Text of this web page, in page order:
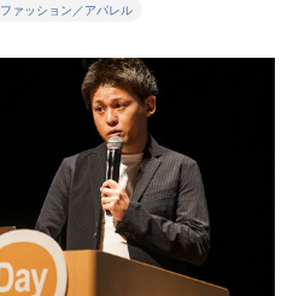
ファッション／アパレル